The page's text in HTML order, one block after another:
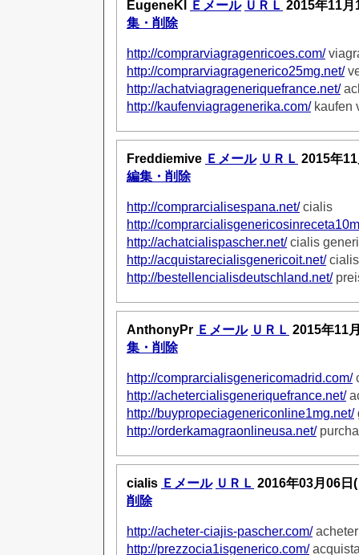
EugeneKl Ｅメール ＵＲＬ 2015年11
集・削除
http://comprarviagragenricoes.com/
http://comprarviagragenerico25mg.net/
http://achatviagrageneriquefrance.net/
http://kaufenviagragenerika.com/kaufen
Freddiemive Ｅメール ＵＲＬ 2015年
編集・削除
http://comprarcialisespana.net/cialis
http://
http://achatcialispascher.net/cialis
http://acquistarecialisgenericoit.net/cialis
http://bestellencialisdeutschland.net/
AnthonyPr Ｅメール ＵＲＬ 2015年11
集・削除
http://comprarcialisgenericomadrid.com/
http://achetercialisgeneriquefrance.net/
http://buypropeciagenericonline1mg.net/
http://orderkamagraonlineusa.net/
cialis Ｅメール ＵＲＬ 2016年03月06日
削除
http://acheter-ciajis-pascher.com/
http://prezzocia1isgenerico.com/